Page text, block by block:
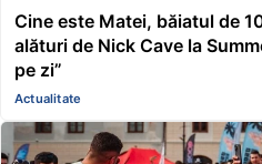
Cine este Matei, băiatul de
alături de Nick Cave la
pe zi”
Actualitate